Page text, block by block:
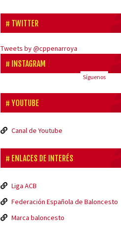
TWITTER
Tweets by @cppenarroya
INSTAGRAM
Síguenos
YOUTUBE
Canal de Youtube
ENLACES DE INTERÉS
Liga ACB
Federación Española de Baloncesto
Marca baloncesto